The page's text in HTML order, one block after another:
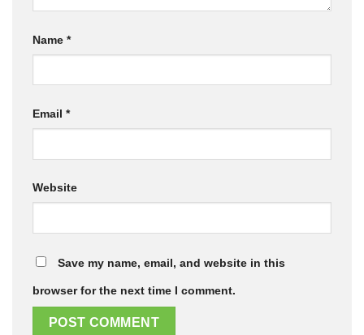
Name *
Email *
Website
Save my name, email, and website in this
browser for the next time I comment.